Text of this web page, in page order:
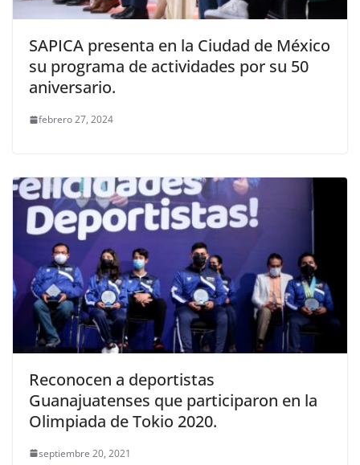
SAPICA presenta en la Ciudad de México
su programa de actividades por su 50
aniversario.
febrero 27, 2024
Reconocen a deportistas
Guanajuatenses que participaron en la
Olimpiada de Tokio 2020.
septiembre 20, 2021